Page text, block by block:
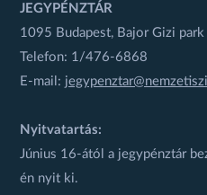
JEGYPÉNZTÁR
1095 Budapest, Bajor Gizi park
Telefon: 1/476-6868
E-mail:
Nyitvatartás:
Június 16-ától a jegypénztár
én nyit ki.